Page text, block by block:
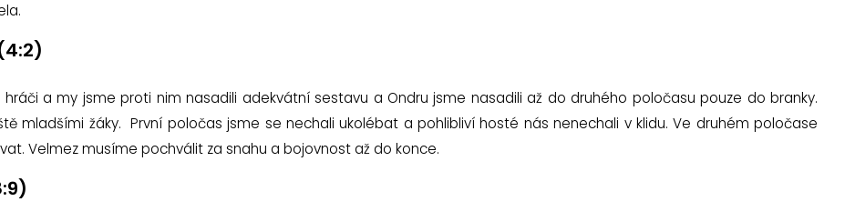
a my jsme proti nim nasadili adekvátní sestavu a Ondru jsme nasadili až do druhého poločasu pouze do branky.
mladšími žáky. První poločas jsme se nechali ukolébat a pohlibliví hosté nás nenechali v klidu. Ve druhém poločase
Velmez musíme pochválit za snahu a bojovnost až do konce.